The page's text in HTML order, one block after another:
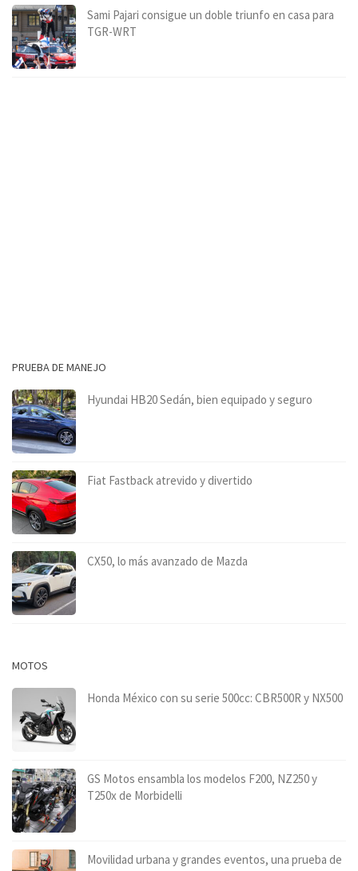
Sami Pajari consigue un doble triunfo en casa para
TGR-WRT
PRUEBA DE MANEJO
Hyundai HB20 Sedán, bien equipado y seguro
Fiat Fastback atrevido y divertido
CX50, lo más avanzado de Mazda
MOTOS
Honda México con su serie 500cc: CBR500R y NX500
GS Motos ensambla los modelos F200, NZ250 y
T250x de Morbidelli
Movilidad urbana y grandes eventos, una prueba de